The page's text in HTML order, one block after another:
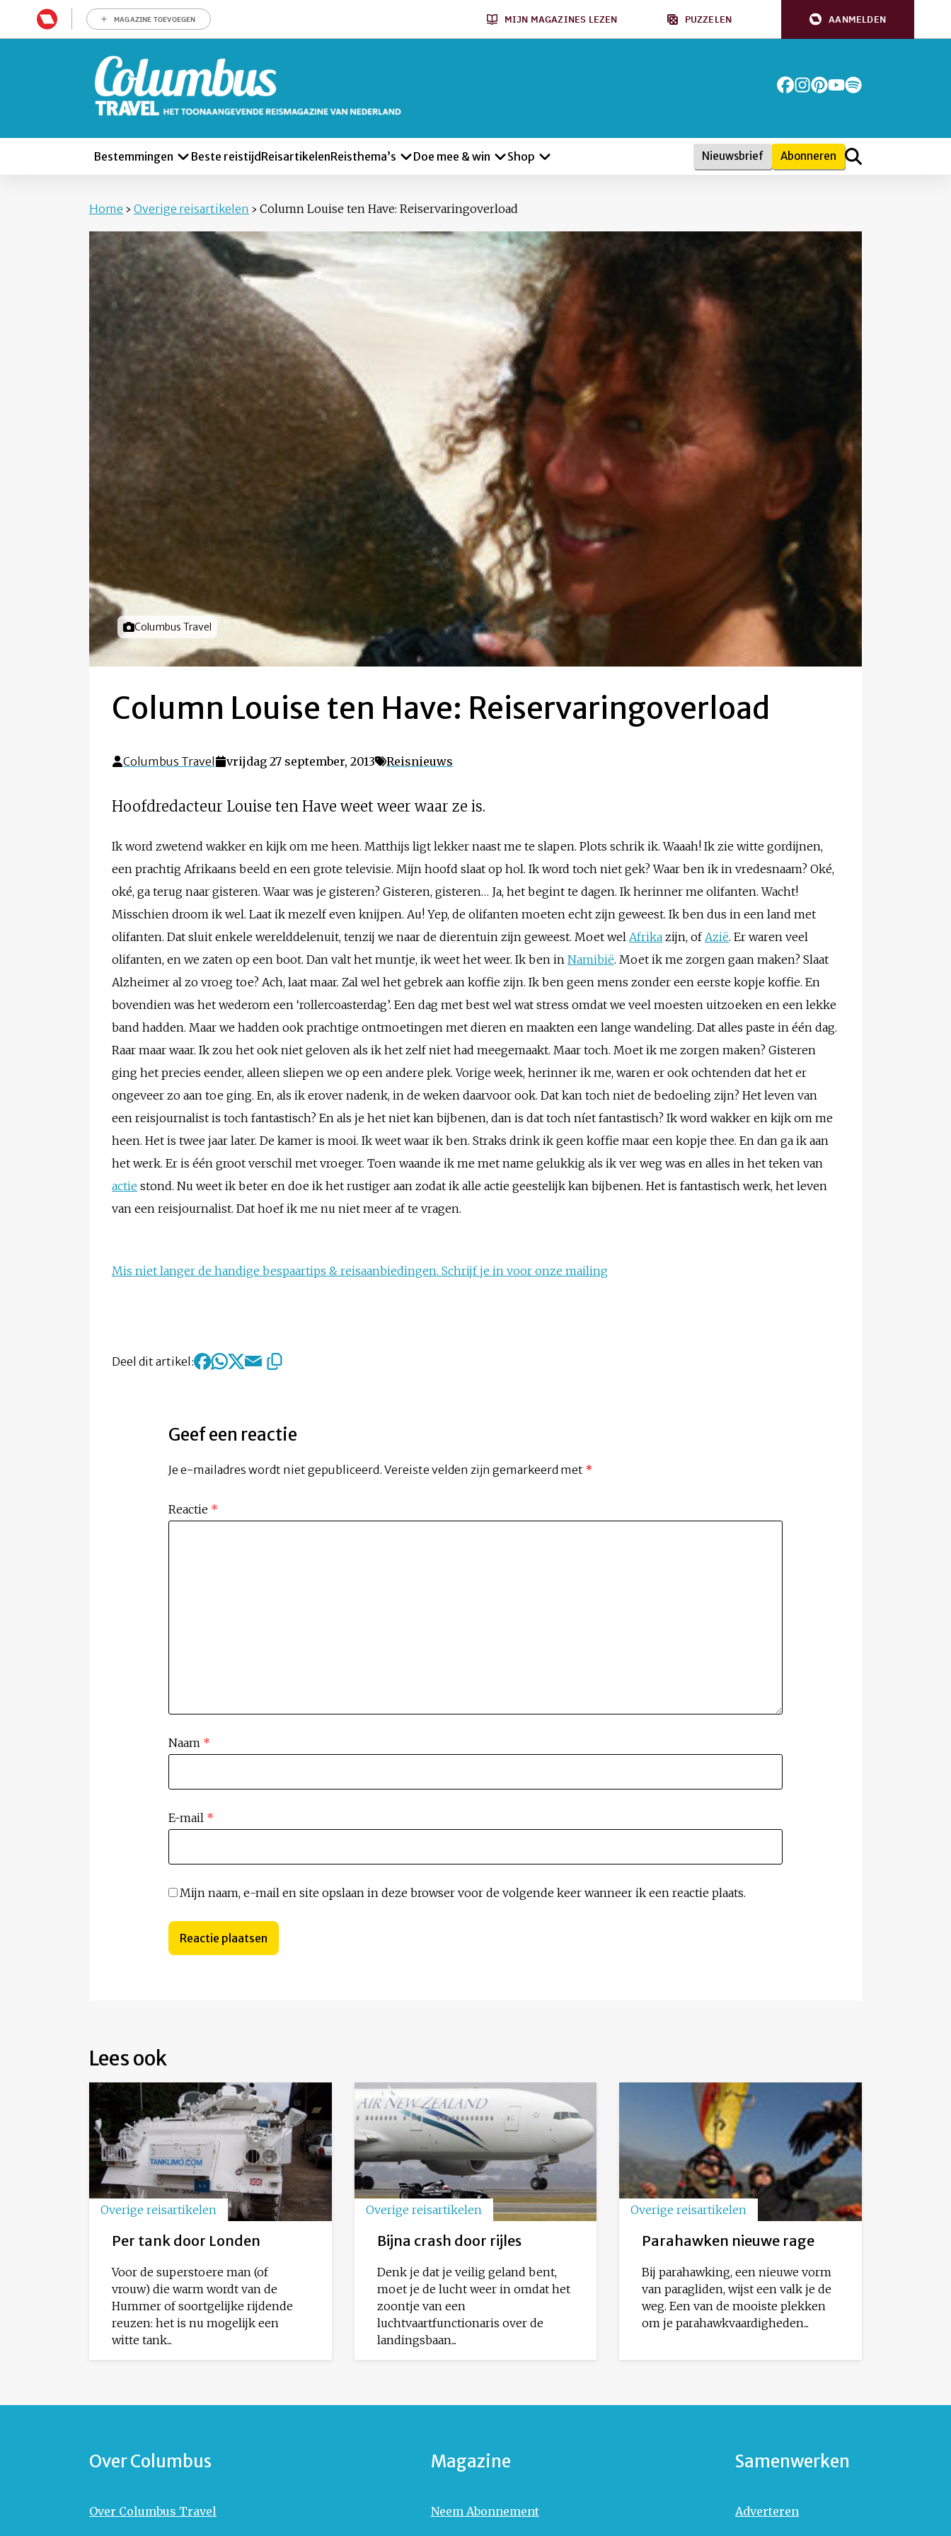
MAGAZINE TOEVOEGEN MIJN MAGAZINES LEZEN PUZZELEN AANMELDEN
Bestemmingen Beste reistijd ReisartikelenReisthema’s Doe mee & win Shop Nieuwsbrief Abonneren
Home › Overige reisartikelen › Column Louise ten Have: Reiservaringoverload
Foto door
Columbus Travel
Column Louise ten Have: Reiservaringoverload
Columbus Travel vrijdag 27 september, 2013 Reisnieuws
Hoofdredacteur Louise ten Have weet weer waar ze is.
Ik word zwetend wakker en kijk om me heen. Matthijs ligt lekker naast me te slapen. Plots schrik ik. Waaah! Ik zie witte gordijnen,
een prachtig Afrikaans beeld en een grote televisie. Mijn hoofd slaat op hol. Ik word toch niet gek? Waar ben ik in vredesnaam? Oké,
oké, ga terug naar gisteren. Waar was je gisteren? Gisteren, gisteren… Ja, het begint te dagen. Ik herinner me olifanten. Wacht!
Misschien droom ik wel. Laat ik mezelf even knijpen. Au! Yep, de olifanten moeten echt zijn geweest. Ik ben dus in een land met
olifanten. Dat sluit enkele werelddelenuit, tenzij we naar de dierentuin zijn geweest. Moet wel Afrika zijn, of Azië. Er waren veel
olifanten, en we zaten op een boot. Dan valt het muntje, ik weet het weer. Ik ben in Namibië. Moet ik me zorgen gaan maken? Slaat
Alzheimer al zo vroeg toe? Ach, laat maar. Zal wel het gebrek aan koffie zijn. Ik ben geen mens zonder een eerste kopje koffie. En
bovendien was het wederom een ‘rollercoasterdag’. Een dag met best wel wat stress omdat we veel moesten uitzoeken en een lekke
band hadden. Maar we hadden ook prachtige ontmoetingen met dieren en maakten een lange wandeling. Dat alles paste in één dag.
Raar maar waar. Ik zou het ook niet geloven als ik het zelf niet had meegemaakt. Maar toch. Moet ik me zorgen maken? Gisteren
ging het precies eender, alleen sliepen we op een andere plek. Vorige week, herinner ik me, waren er ook ochtenden dat het er
ongeveer zo aan toe ging. En, als ik erover nadenk, in de weken daarvoor ook. Dat kan toch niet de bedoeling zijn? Het leven van
een reisjournalist is toch fantastisch? En als je het niet kan bijbenen, dan is dat toch níet fantastisch? Ik word wakker en kijk om me
heen. Het is twee jaar later. De kamer is mooi. Ik weet waar ik ben. Straks drink ik geen koffie maar een kopje thee. En dan ga ik aan
het werk. Er is één groot verschil met vroeger. Toen waande ik me met name gelukkig als ik ver weg was en alles in het teken van
actie stond. Nu weet ik beter en doe ik het rustiger aan zodat ik alle actie geestelijk kan bijbenen. Het is fantastisch werk, het leven
van een reisjournalist. Dat hoef ik me nu niet meer af te vragen.
Mis niet langer de handige bespaartips & reisaanbiedingen. Schrijf je in voor onze mailing
Deel dit artikel:
Geef een reactie
Je e-mailadres wordt niet gepubliceerd. Vereiste velden zijn gemarkeerd met *
Reactie *
Naam *
E-mail *
Mijn naam, e-mail en site opslaan in deze browser voor de volgende keer wanneer ik een reactie plaats.
Lees ook
Overige reisartikelen
Per tank door Londen
Voor de superstoere man (of
vrouw) die warm wordt van de
Hummer of soortgelijke rijdende
reuzen: het is nu mogelijk een
witte tank...
Overige reisartikelen
Bijna crash door rijles
Denk je dat je veilig geland bent,
moet je de lucht weer in omdat het
zoontje van een
luchtvaartfunctionaris over de
landingsbaan...
Overige reisartikelen
Parahawken nieuwe rage
Bij parahawking, een nieuwe vorm
van paragliden, wijst een valk je de
weg. Een van de mooiste plekken
om je parahawkvaardigheden...
Over Columbus
Over Columbus Travel
Magazine
Neem Abonnement
Samenwerken
Adverteren